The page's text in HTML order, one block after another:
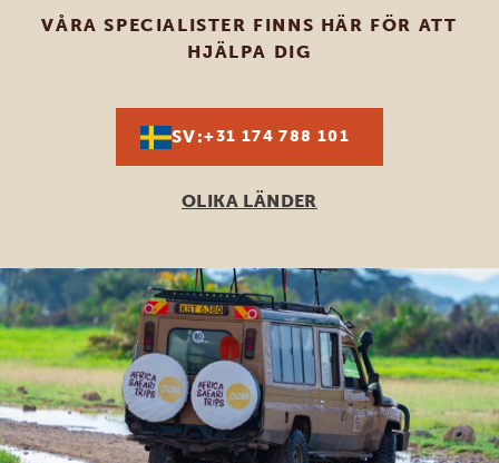
VÅRA SPECIALISTER FINNS HÄR FÖR ATT
HJÄLPA DIG
SV:+31 174 788 101
OLIKA LÄNDER